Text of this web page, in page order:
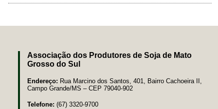
Associação dos Produtores de Soja de Mato
Grosso do Sul
Endereço: Rua Marcino dos Santos, 401, Bairro Cachoeira II,
Campo Grande/MS – CEP 79040-902
Telefone: (67) 3320-9700